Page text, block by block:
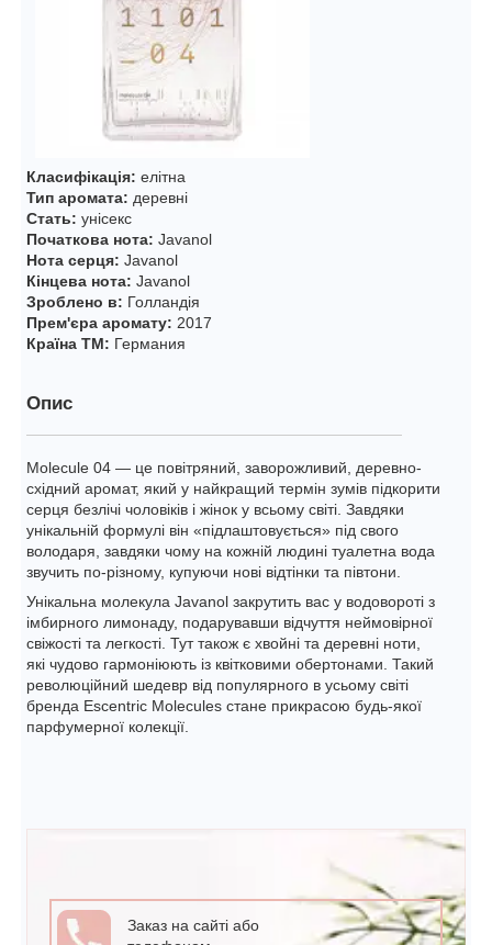
Класифікація: елітна
Тип аромата: деревні
Стать: унісекс
Початкова нота: Javanol
Нота серця: Javanol
Кінцева нота: Javanol
Зроблено в: Голландія
Прем'єра аромату: 2017
Країна ТМ: Германия
Опис
Molecule 04 — це повітряний, заворожливий, деревно-
східний аромат, який у найкращий термін зумів підкорити
серця безлічі чоловіків і жінок у всьому світі. Завдяки
унікальній формулі він «підлаштовується» під свого
володаря, завдяки чому на кожній людині туалетна вода
звучить по-різному, купуючи нові відтінки та півтони.
Унікальна молекула Javanol закрутить вас у водовороті з
імбирного лимонаду, подарувавши відчуття неймовірної
свіжості та легкості. Тут також є хвойні та деревні ноти,
які чудово гармоніюють із квітковими обертонами. Такий
революційний шедевр від популярного в усьому світі
бренда Escentric Molecules стане прикрасою будь-якої
парфумерної колекції.
Заказ на сайті або